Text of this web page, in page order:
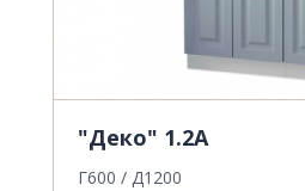
"Деко" 1.2А
Г600 / Д1200